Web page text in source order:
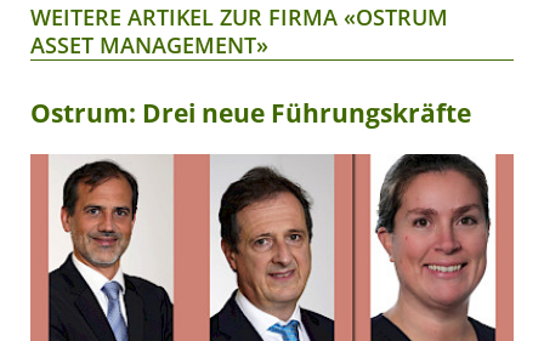
WEITERE ARTIKEL ZUR FIRMA «OSTRUM
ASSET MANAGEMENT»
Ostrum: Drei neue Führungskräfte